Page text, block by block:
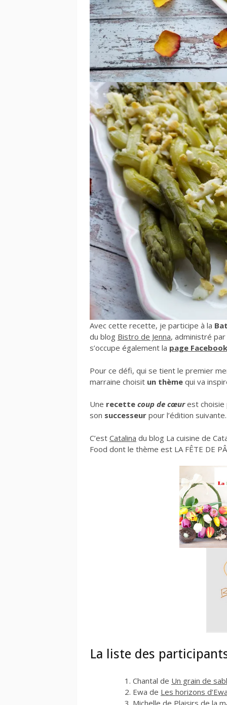
Avec cette recette, je participe à la
du blog Bistro de Jenna, administré
s’occupe également la page Facebook
Pour ce défi, qui se tient le premier
marraine choisit un thème qui va
Une recette coup de cœurest choisie
son successeur pour l’édition suivante.
C’est Catalina du blog La cuisine de
Food dont le thème est LA FÊTE DE
La liste des
Chantal de Un grain de
Ewa de Les horizons